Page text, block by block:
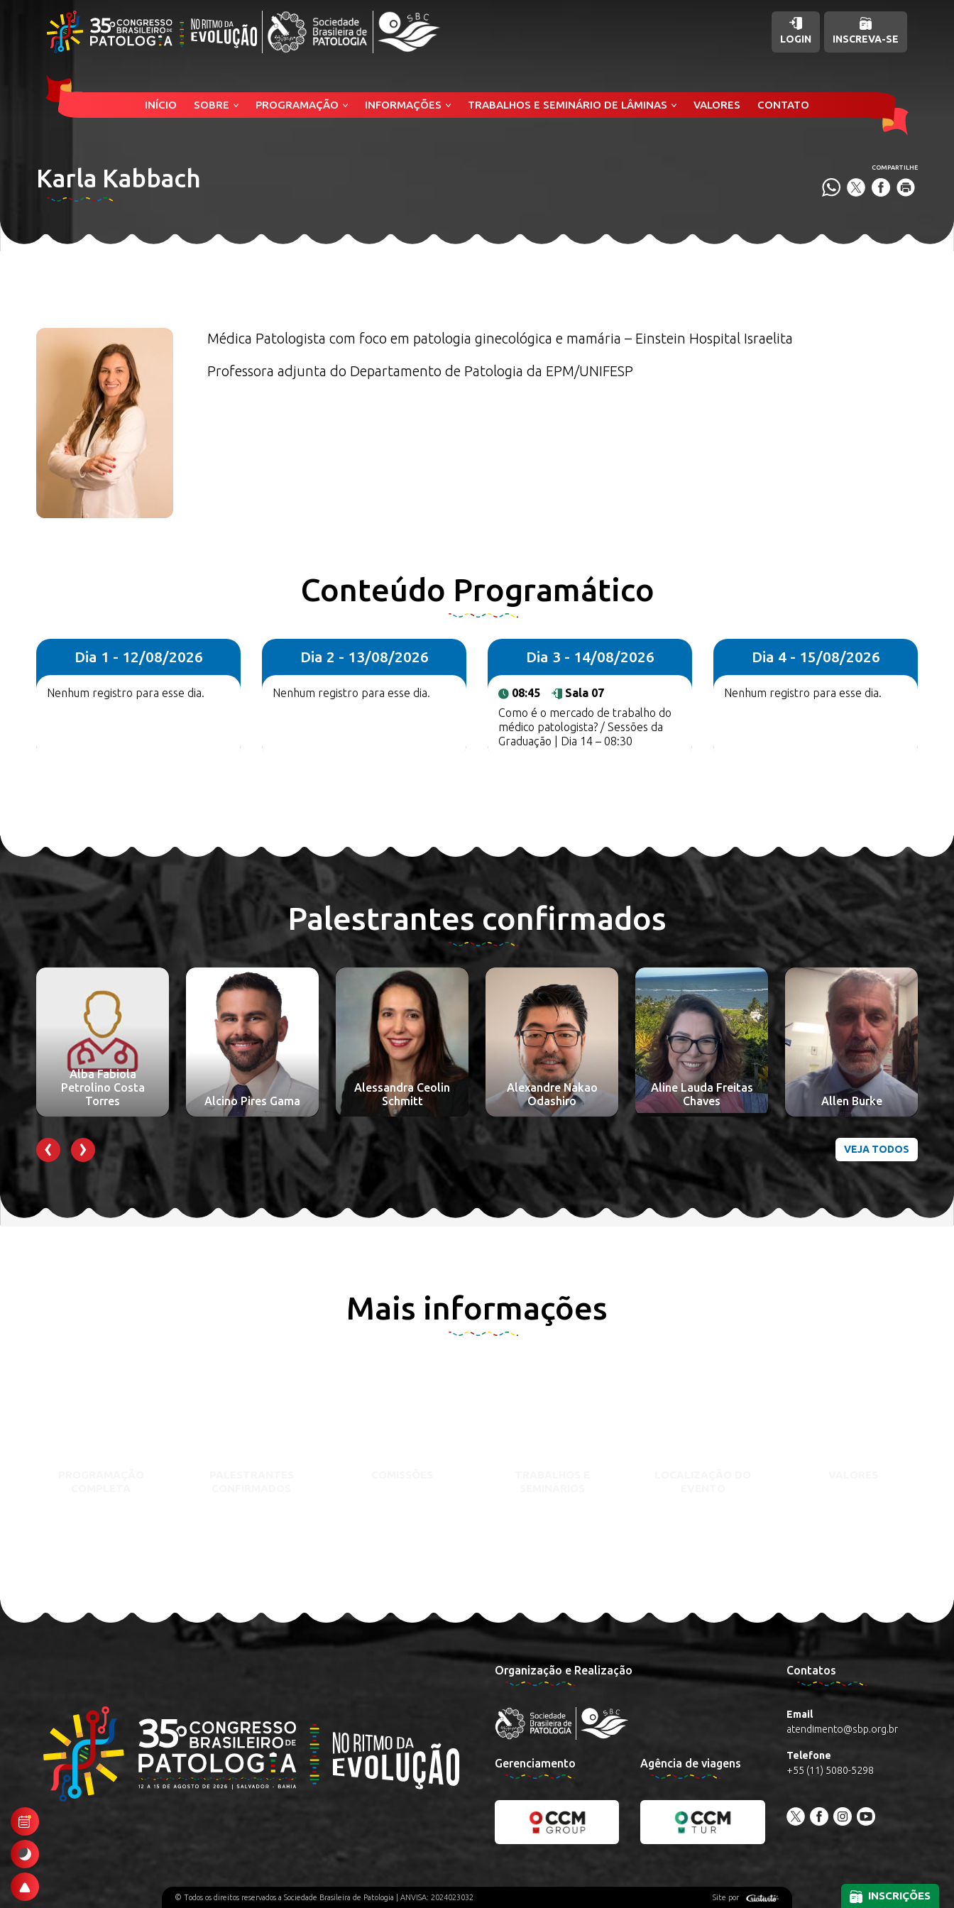
INSCRIÇÕES
Karla Kabbach COMPARTILHE
LOGIN INSCREVA-SE
INÍCIO SOBRE PROGRAMAÇÃO INFORMAÇÕES TRABALHOS E SEMINÁRIO DE LÂMINAS VALORES CONTATO
Médica Patologista com foco em patologia ginecológica e mamária – Einstein Hospital Israelita
Professora adjunta do Departamento de Patologia da EPM/UNIFESP
Conteúdo Programático
Dia 1 - 12/08/2026
Nenhum registro para esse dia.
Dia 2 - 13/08/2026
Nenhum registro para esse dia.
Dia 3 - 14/08/2026
08:45
Sala 07
Como é o mercado de trabalho do
médico patologista? / Sessões da
Graduação | Dia 14 – 08:30
Dia 4 - 15/08/2026
Nenhum registro para esse dia.
Palestrantes confirmados
Alcino Pires Gama
Alessandra Ceolin
Schmitt
Alexandre Nakao
Odashiro
Aline Lauda Freitas
Chaves
Allen Burke
Aloisio Souza Felipe
da Silva
‹ › VEJA TODOS
Mais informações
Organização e Realização
Gerenciamento Agência de viagens
Contatos
Email
atendimento@sbp.org.br
Telefone
+55 (11) 5080-5298
© Todos os direitos reservados a Sociedade Brasileira de Patologia | ANVISA: 2024023032 Site por